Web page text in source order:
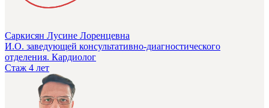
Саркисян Лусине Лоренцевна
И.О. заведующей консультативно-диагностического
отделения. Кардиолог
Стаж 4 лет